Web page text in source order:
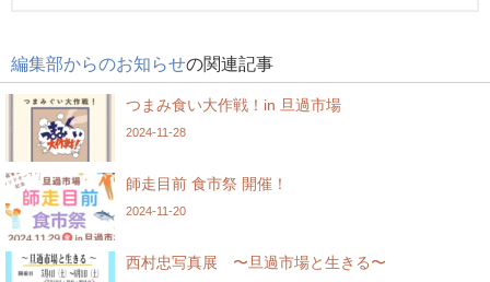
編集部からのお知らせの関連記事
つまみ食い大作戦！in 旦過市場
2024-11-28
師走目前 食市祭 開催！
2024-11-20
西村忠写真展 〜旦過市場と生きる〜